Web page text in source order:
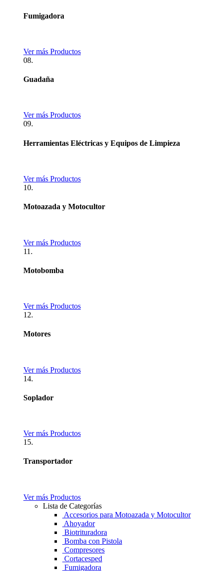
Fumigadora
Ver más Productos
08.
Guadaña
Ver más Productos
09.
Herramientas Eléctricas y Equipos de Limpieza
Ver más Productos
10.
Motoazada y Motocultor
Ver más Productos
11.
Motobomba
Ver más Productos
12.
Motores
Ver más Productos
14.
Soplador
Ver más Productos
15.
Transportador
Ver más Productos
Lista de Categorías
Accesorios para Motoazada y Motocultor
Ahoyador
Biotrituradora
Bomba con Pistola
Compresores
Cortacesped
Fumigadora